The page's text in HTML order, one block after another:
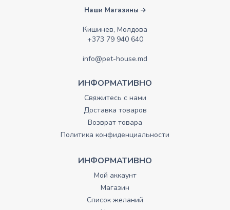
Наши Магазины
Кишинев, Молдова
+373 79 940 640
info@pet-house.md
ИНФОРМАТИВНО
Свяжитесь с нами
Доставка товаров
Возврат товара
Политика конфиденциальности
ИНФОРМАТИВНО
Мой аккаунт
Магазин
Список желаний